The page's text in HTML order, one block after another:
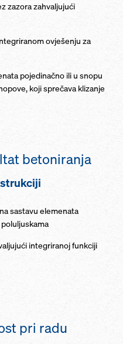
zazora zahvaljujući
ovješenju za
pojedinačno ili u snopu
koji sprečava klizanje
betoniranja
sastavu elemenata
integriranoj funkciji
pri radu